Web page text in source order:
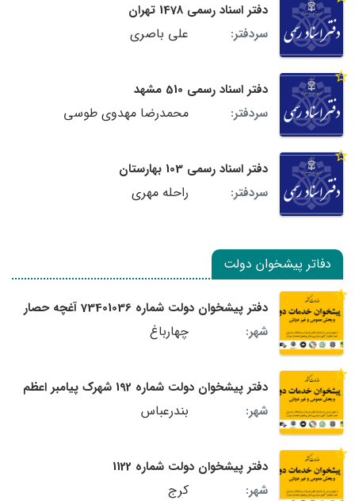
دفتر اسناد رسمی 1478 تهران
سردفتر:
علی باصری
دفتر اسناد رسمی 510 مشهد
سردفتر:
محمدرضا مهدوی طوسی
دفتر اسناد رسمی 103 بهارستان
سردفتر:
راحله مهری
دفاتر پیشخوان دولت
دفتر پیشخوان دولت شماره 73401036 آغچه حصار
شهر:
چهارباغ
دفتر پیشخوان دولت شماره 192 شهرک پیامبر اعظم
شهر:
بندرعباس
دفتر پیشخوان دولت شماره 1122
شهر:
کرج